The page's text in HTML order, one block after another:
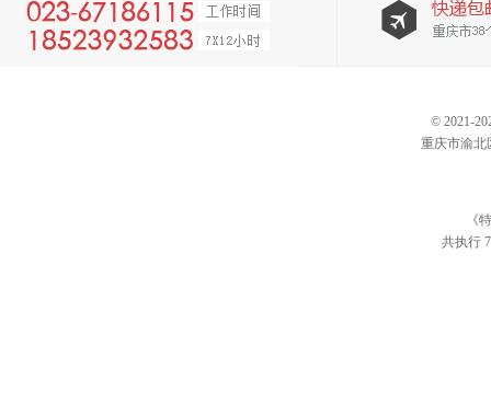
© 2021-
重庆市渝北
《
共执行